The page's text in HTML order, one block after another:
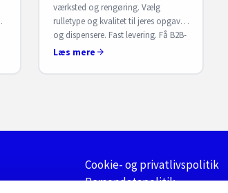
værksted og rengøring. Vælg
rulletype og kvalitet til jeres opgaver
og dispensere. Fast levering. Få B2B-
aftale hos S. Sørensen.
Læs mere
Cookie- og privatlivspolitik
Persondatapolitik